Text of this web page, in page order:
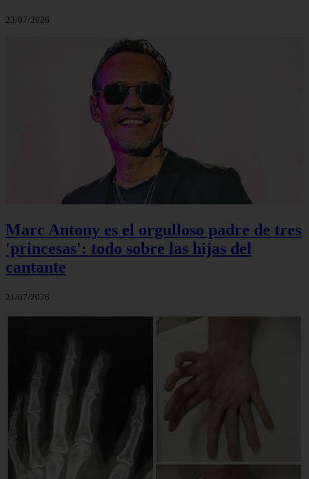
23/07/2026
Marc Antony es el orgulloso padre de tres
'princesas': todo sobre las hijas del
cantante
21/07/2026